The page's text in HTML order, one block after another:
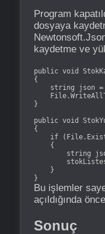
Program
dosyaya
kaydetme ve
public void
{
string json
}
public void
{
if
    {
string
    }
}
Bu işlemler
açıldığında
Sonuç